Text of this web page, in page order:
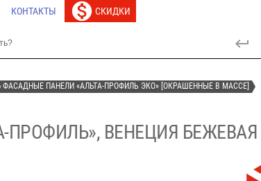
КОНТАКТЫ СКИДКИ
ФАСАДНЫЕ ПАНЕЛИ «АЛЬТА-ПРОФИЛЬ ЭКО» [ОКРАШЕННЫЕ В МАССЕ]
ПРОФИЛЬ», ВЕНЕЦИЯ БЕЖЕВАЯ